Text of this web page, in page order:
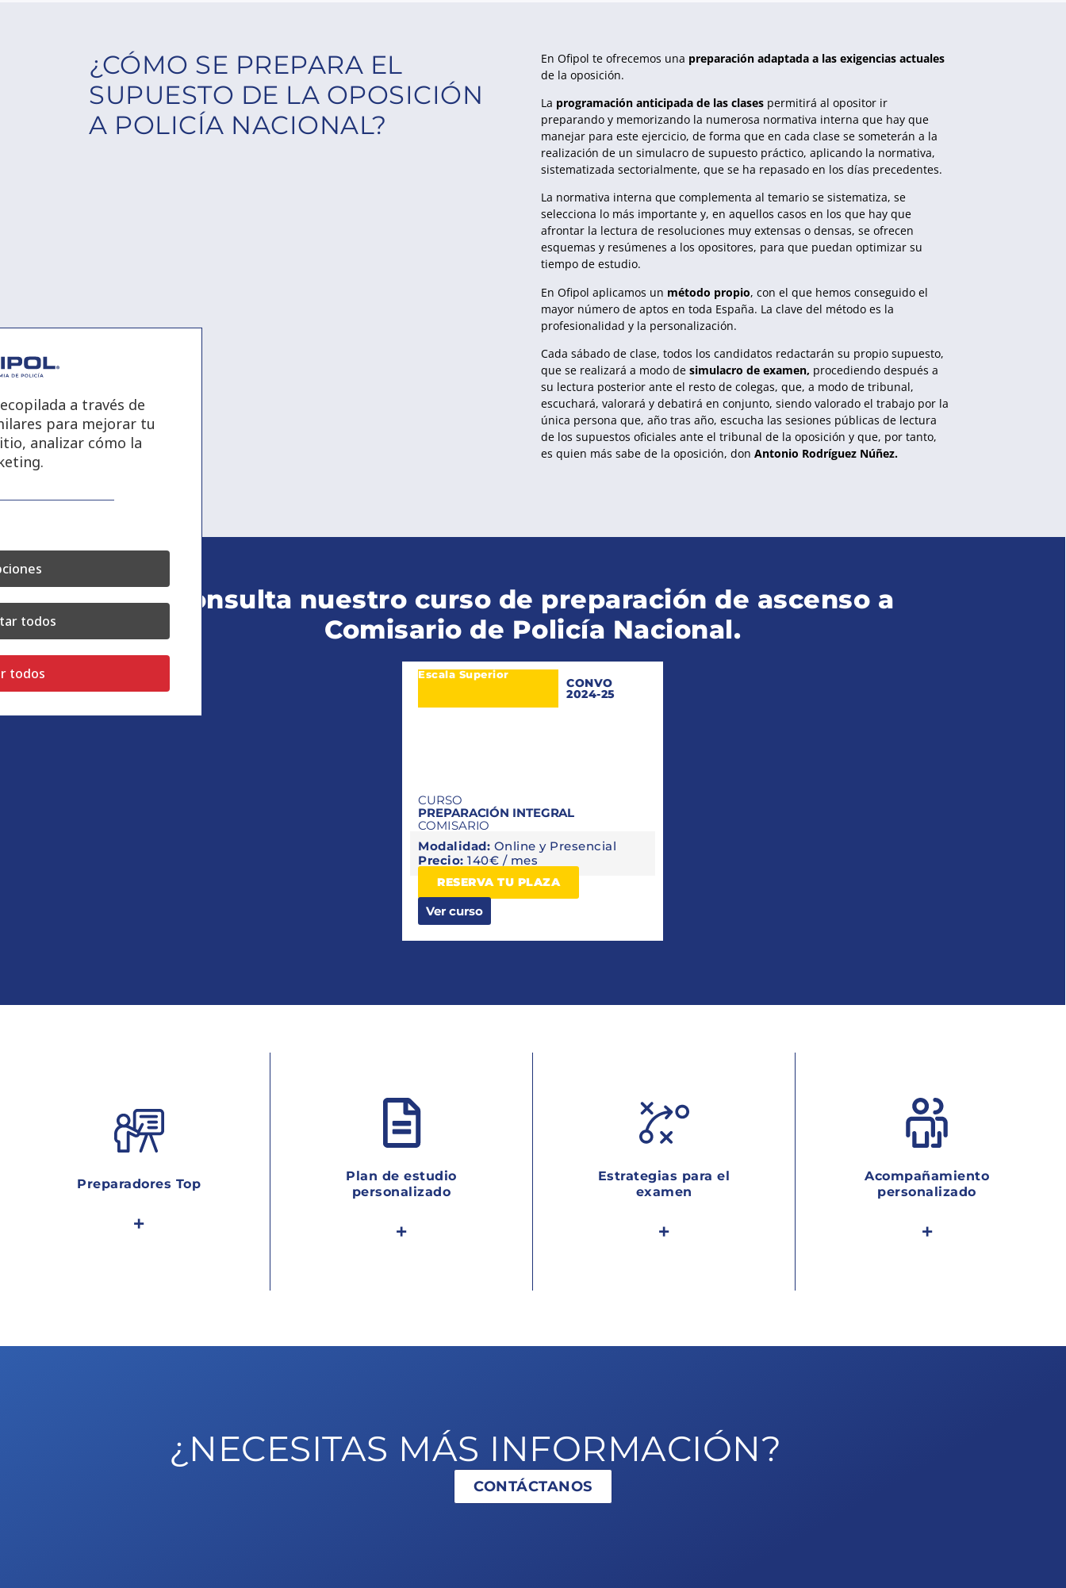
¿CÓMO SE PREPARA EL
SUPUESTO DE LA OPOSICIÓN
A POLICÍA NACIONAL?
En Ofipol te ofrecemos una preparación adaptada a las exigencias actuales
de la oposición.
La programación anticipada de las clases permitirá al opositor ir
preparando y memorizando la numerosa normativa interna que hay que
manejar para este ejercicio, de forma que en cada clase se someterán a la
realización de un simulacro de supuesto práctico, aplicando la normativa,
sistematizada sectorialmente, que se ha repasado en los días precedentes.
La normativa interna que complementa al temario se sistematiza, se
selecciona lo más importante y, en aquellos casos en los que hay que
afrontar la lectura de resoluciones muy extensas o densas, se ofrecen
esquemas y resúmenes a los opositores, para que puedan optimizar su
tiempo de estudio.
En Ofipol aplicamos un método propio, con el que hemos conseguido el
mayor número de aptos en toda España. La clave del método es la
profesionalidad y la personalización.
Cada sábado de clase, todos los candidatos redactarán su propio supuesto,
que se realizará a modo de simulacro de examen, procediendo después a
su lectura posterior ante el resto de colegas, que, a modo de tribunal,
escuchará, valorará y debatirá en conjunto, siendo valorado el trabajo por la
única persona que, año tras año, escucha las sesiones públicas de lectura
de los supuestos oficiales ante el tribunal de la oposición y que, por tanto,
es quien más sabe de la oposición, don Antonio Rodríguez Núñez.
Consulta nuestro curso de preparación de ascenso a
Comisario de Policía Nacional.
Escala Superior
CONVO
2024-25
CURSO
PREPARACIÓN INTEGRAL
COMISARIO
Modalidad: Online y Presencial
Precio:140€ / mes
RESERVA TU PLAZA
Ver curso
Preparadores Top
+
Plan de estudio
personalizado
+
Estrategias para el
examen
+
redacción, gestión del tiempo, etc.
Acompañamiento
personalizado
+
¿NECESITAS MÁS INFORMACIÓN?
CONTÁCTANOS
a través de
para mejorar tu
analizar cómo la
todos
todos